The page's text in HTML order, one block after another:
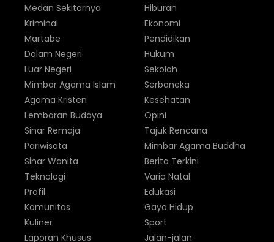
Medan Sekitarnya
Kriminal
Martabe
Dalam Negeri
Luar Negeri
Hiburan
Ekonomi
Pendidikan
Hukum
Sekolah
Mimbar Agama Islam
Agama Kristen
Lembaran Budaya
Sinar Remaja
Pariwisata
Sinar Wanita
Serbaneka
Kesehatan
Opini
Tajuk Rencana
Mimbar Agama Buddha
Berita Terkini
Teknologi
Profil
Komunitas
Kuliner
Laporan Khusus
Varia Natal
Edukasi
Gaya Hidup
Sport
Jalan-jalan